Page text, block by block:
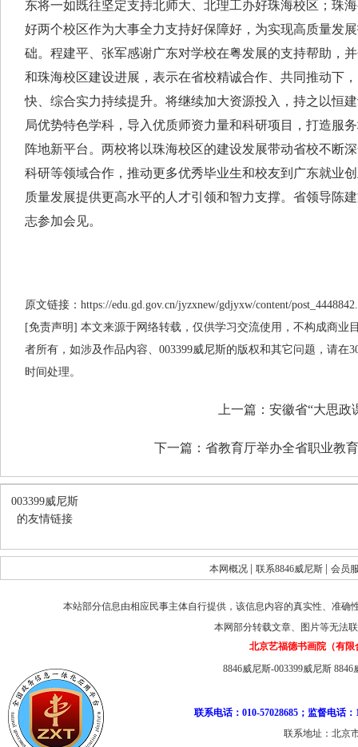
东将一如既往坚定支持北师大、北理工办好珠海校区；珠
好两个校区作为大事全力支持好保障好，为实现高质量发
础。程建平、张军感谢广东对学校在粤发展的支持帮助，
和珠海校区建设进展，表示在省校精诚合作、共同推动下
快、综合实力持续提升。将继续加大资源投入，持之以恒
局优势特色学科，导入优质师资力量和科研项目，打造服
阵地新平台。两校将以珠海校区的建设发展带动省校不断
科研等领域合作，推动更多优秀毕业生和校友到广东就业
质量发展提供更高水平的人才引领和智力支撑。省领导陈
志参加会见。
原文链接：https://edu.gd.gov.cn/jyzxnew/gdjyxw/content/
[免责声明] 本文来源于网络转载，仅供学习交流使用，不构成商业
者所有，如涉及作品内容、003399威尼斯的版权和其它问题，请在
时间处理。
上一篇： 安徽省“大思政
下一篇： 省教育厅举办全省职业教
003399威尼斯
的友情链接
本网概况 联系8846威尼斯 会员
本站部分信息由相应民事主体自行提供，该信息内容的真实性、准确
本网部分转载文章、图片等无法
北京艺福德书画院（有
8846威尼斯-003399威尼斯 8846
联系电话：010-57028685；监督电话
联系地址：北京